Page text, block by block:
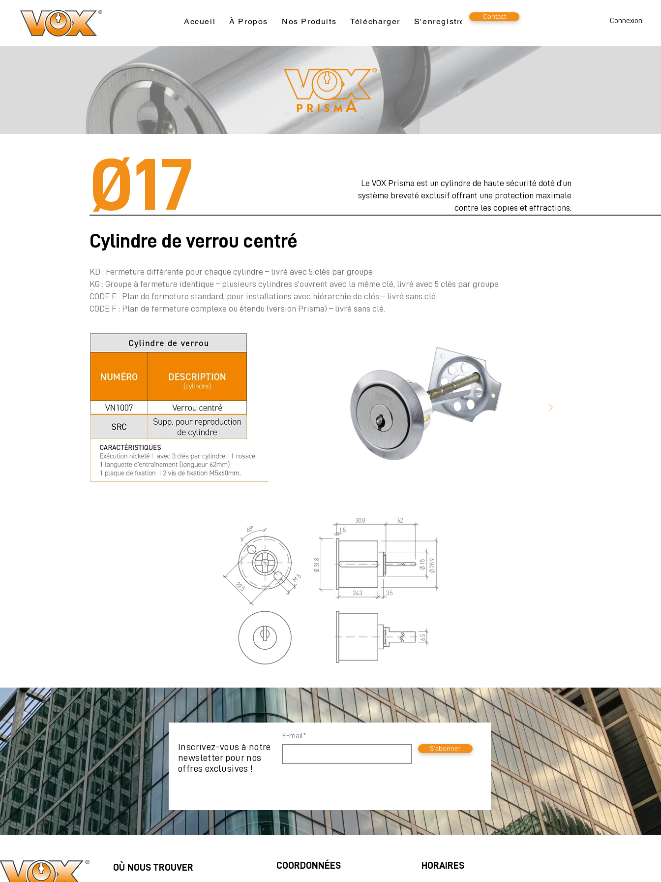
Accueil À Propos Nos Produits Télécharger S'enregistrer Emploi
Contact
Connexion
Cylindre de verrou centré
Ø17
Le VOX Prisma est un cylindre de haute sécurité doté d’un
système breveté exclusif offrant une protection maximale
contre les copies et effractions.
KD : Fermeture différente pour chaque cylindre – livré avec 5 clés par groupe
KG : Groupe à fermeture identique – plusieurs cylindres s’ouvrent avec la même clé, livré avec 5 clés par groupe
CODE E : Plan de fermeture standard, pour installations avec hiérarchie de clés – livré sans clé.
CODE F : Plan de fermeture complexe ou étendu (version Prisma) – livré sans clé.
Inscrivez-vous à notre
newsletter pour nos
offres exclusives !
E-mail*
S'abonner
OÙ NOUS TROUVER COORDONNÉES HORAIRES